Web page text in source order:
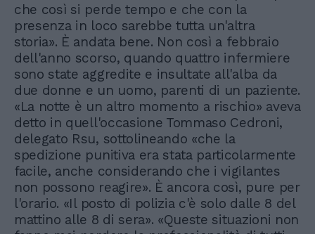
che così si perde tempo e che con la
presenza in loco sarebbe tutta un'altra
storia». È andata bene. Non così a febbraio
dell'anno scorso, quando quattro infermiere
sono state aggredite e insultate all'alba da
due donne e un uomo, parenti di un paziente.
«La notte è un altro momento a rischio» aveva
detto in quell'occasione Tommaso Cedroni,
delegato Rsu, sottolineando «che la
spedizione punitiva era stata particolarmente
facile, anche considerando che i vigilantes
non possono reagire». È ancora così, pure per
l'orario. «Il posto di polizia c'è solo dalle 8 del
mattino alle 8 di sera». «Queste situazioni non